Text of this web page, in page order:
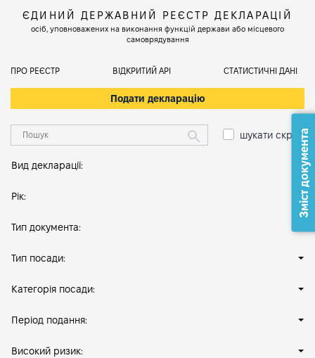
ЄДИНИЙ ДЕРЖАВНИЙ РЕЄСТР ДЕКЛАРАЦІЙ
осіб, уповноважених на виконання функцій держави або місцевого
самоврядування
ПРО РЕЄСТР ВІДКРИТИЙ АРІ СТАТИСТИЧНІ ДАНІ
Подати декларацію
шукати скрізь
Вид декларації:
Рік:
Тип документа:
Тип посади:
Категорія посади:
Період подання:
Високий ризик:
Зміст документа